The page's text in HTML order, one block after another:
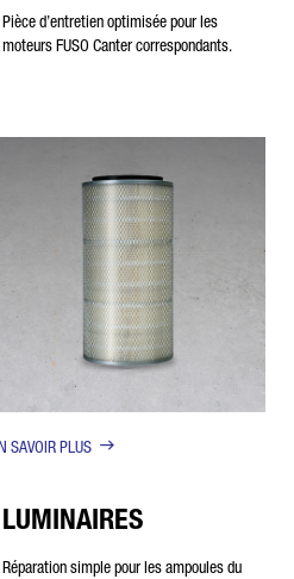
Pièce d’entretien optimisée pour les
moteurs FUSO Canter correspondants.
SAVOIR PLUS
LUMINAIRES
Réparation simple pour les ampoules du